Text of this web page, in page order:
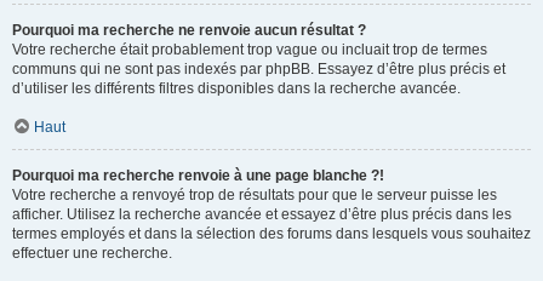
Pourquoi ma recherche ne renvoie aucun résultat ?
Votre recherche était probablement trop vague ou incluait trop de termes
communs qui ne sont pas indexés par phpBB. Essayez d’être plus précis et
d’utiliser les différents filtres disponibles dans la recherche avancée.
Haut
Pourquoi ma recherche renvoie à une page blanche ?!
Votre recherche a renvoyé trop de résultats pour que le serveur puisse les
afficher. Utilisez la recherche avancée et essayez d’être plus précis dans les
termes employés et dans la sélection des forums dans lesquels vous souhaitez
effectuer une recherche.